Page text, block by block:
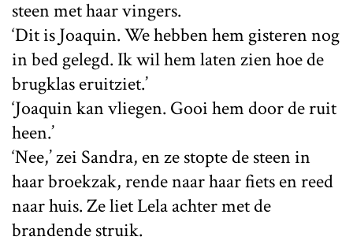
steen met haar vingers.
‘Dit is Joaquin. We hebben hem gisteren nog
in bed gelegd. Ik wil hem laten zien hoe de
brugklas eruitziet.’
‘Joaquin kan vliegen. Gooi hem door de ruit
heen.’
‘Nee,’ zei Sandra, en ze stopte de steen in
haar broekzak, rende naar haar fiets en reed
naar huis. Ze liet Lela achter met de
brandende struik.